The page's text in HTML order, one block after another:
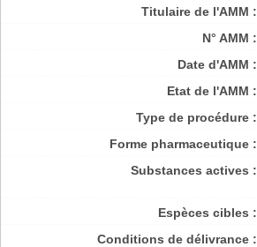
Titulaire de l'AMM :
N° AMM :
Date d'AMM :
Etat de l'AMM :
Type de procédure :
Forme pharmaceutique :
Substances actives :
Espèces cibles :
Conditions de délivrance :